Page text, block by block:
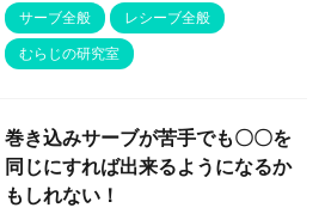
サーブ全般
レシーブ全般
むらじの研究室
巻き込みサーブが苦手でも〇〇を
同じにすれば出来るようになるか
もしれない！